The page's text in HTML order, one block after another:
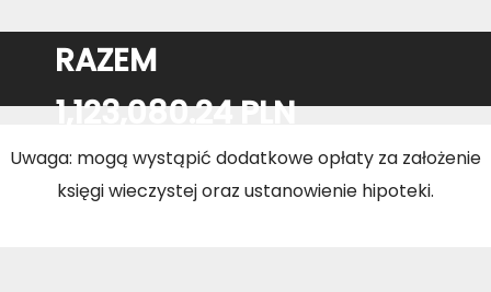
RAZEM
1,123,080.24 PLN
Uwaga: mogą wystąpić dodatkowe opłaty za założenie
księgi wieczystej oraz ustanowienie hipoteki.